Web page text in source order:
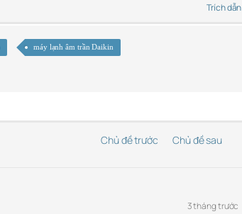
Trích dẫn
máy lạnh âm trần Daikin
Chủ đề trước Chủ đề sau
3 tháng trước